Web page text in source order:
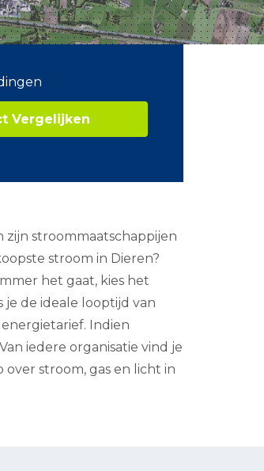
Vergelijken
zijn stroommaatschappijen
stroom in Dieren?
het gaat, kies het
de ideale looptijd van
Indien
iedere organisatie vind je
stroom, gas en licht in